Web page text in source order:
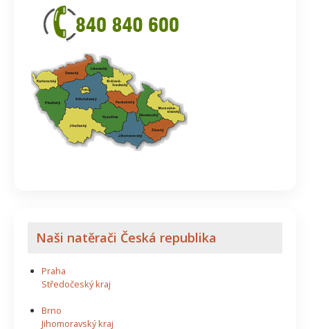
Naši natěrači Česká republika
Praha
Středočeský kraj
Brno
Jihomoravský kraj